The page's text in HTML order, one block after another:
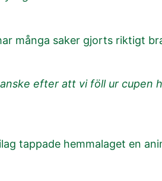
många saker gjorts riktigt
efter att vi föll ur
tappade hemmalaget en